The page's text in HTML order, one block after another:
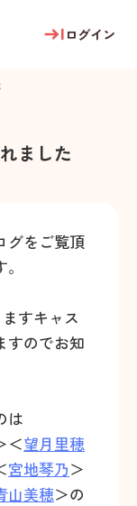
ログイン
ました
グをご覧頂
すキャス
すのでお知
は
＜望月里穂
宮地琴乃＞
山美穂＞の